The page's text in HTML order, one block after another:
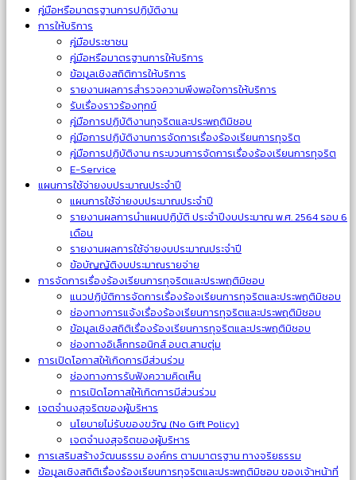
คู่มือหรือมาตรฐานการปฏิบัติงาน
การให้บริการ
คู่มือประชาชน
คู่มือหรือมาตรฐานการให้บริการ
ข้อมูลเชิงสถิติการให้บริการ
รายงานผลการสำรวจความพึงพอใจการให้บริการ
รับเรื่องราวร้องทุกข์
คู่มือการปฏิบัติงานทุจริตและประพฤติมิชอบ
คู่มือการปฏิบัติงานการจัดการเรื่องร้องเรียนการทุจริต
คู่มือการปฏิบัติงาน กระบวนการจัดการเรื่องร้องเรียนการทุจริต
E-Service
แผนการใช้จ่ายงบประมาณประจำปี
แผนการใช้จ่ายงบประมาณประจำปี
รายงานผลการนำแผนปฏิบัติ ประจำปีงบประมาณ พ.ศ. 2564 รอบ 6
เดือน
รายงานผลการใช้จ่ายงบประมาณประจำปี
ข้อบัญญัติงบประมาณรายจ่าย
การจัดการเรื่องร้องเรียนการทุจริตและประพฤติมิชอบ
แนวปฏิบัติการจัดการเรื่องร้องเรียนการทุจริตและประพฤติมิชอบ
ช่องทางการแจ้งเรื่องร้องเรียนการทุจริตและประพฤติมิชอบ
ข้อมูลเชิงสถิติเรื่องร้องเรียนการทุจริตและประพฤติมิชอบ
ช่องทางอิเล็กทรอนิกส์ อบต.สามตุ่ม
การเปิดโอกาสให้เกิดการมีส่วนร่วม
ช่องทางการรับฟังความคิดเห็น
การเปิดโอกาสให้เกิดการมีส่วนร่วม
เจตจำนงสุจริตของผู้บริหาร
นโยบายไม่รับของขวัญ (No Gift Policy)
เจตจำนงสุจริตของผู้บริหาร
การเสริมสร้างวัฒนธรรม องค์กร ตามมาตรฐาน ทางจริยธรรม
ข้อมูลเชิงสถิติเรื่องร้องเรียนการทุจริตและประพฤติมิชอบ ของเจ้าหน้าที่